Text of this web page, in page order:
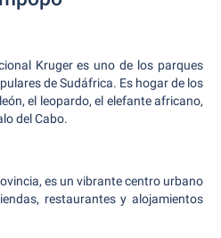
Kruger es uno de los parques
de Sudáfrica. Es hogar de los
el leopardo, el elefante africano,
del Cabo.
es un vibrante centro urbano
restaurantes y alojamientos